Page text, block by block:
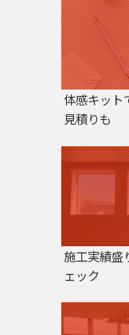
体感キット
見積りも
施工実績盛
ェック